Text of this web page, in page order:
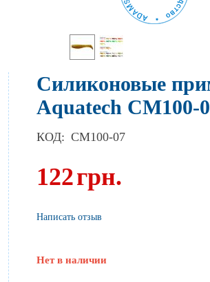
Силиконовые
Aquatech СМ100-
КОД: CM100-07
122грн.
Написать отзыв
Нет в наличии